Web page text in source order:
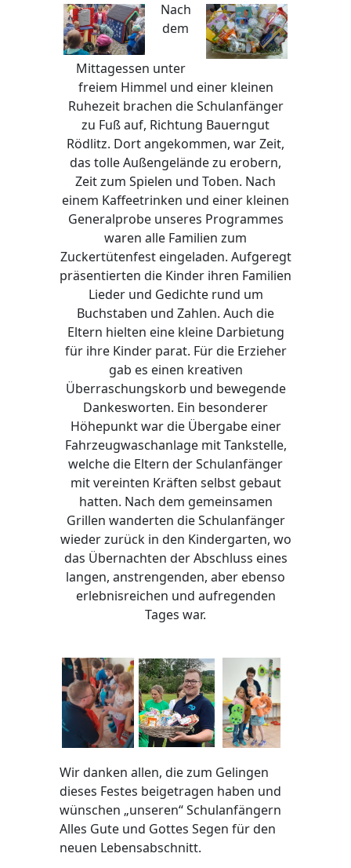
Nach
dem
Mittagessen unter
freiem Himmel und einer kleinen
Ruhezeit brachen die Schulanfänger
zu Fuß auf, Richtung Bauerngut
Rödlitz. Dort angekommen, war Zeit,
das tolle Außengelände zu erobern,
Zeit zum Spielen und Toben. Nach
einem Kaffeetrinken und einer kleinen
Generalprobe unseres Programmes
waren alle Familien zum
Zuckertütenfest eingeladen. Aufgeregt
präsentierten die Kinder ihren Familien
Lieder und Gedichte rund um
Buchstaben und Zahlen. Auch die
Eltern hielten eine kleine Darbietung
für ihre Kinder parat. Für die Erzieher
gab es einen kreativen
Überraschungskorb und bewegende
Dankesworten. Ein besonderer
Höhepunkt war die Übergabe einer
Fahrzeugwaschanlage mit Tankstelle,
welche die Eltern der Schulanfänger
mit vereinten Kräften selbst gebaut
hatten. Nach dem gemeinsamen
Grillen wanderten die Schulanfänger
wieder zurück in den Kindergarten, wo
das Übernachten der Abschluss eines
langen, anstrengenden, aber ebenso
erlebnisreichen und aufregenden
Tages war.
Wir danken allen, die zum Gelingen
dieses Festes beigetragen haben und
wünschen „unseren“ Schulanfängern
Alles Gute und Gottes Segen für den
neuen Lebensabschnitt.